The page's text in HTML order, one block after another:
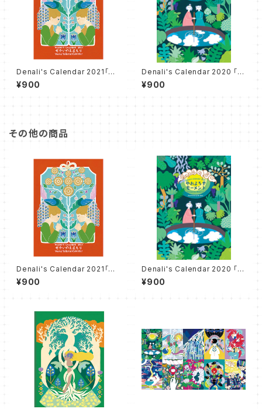
Denali's Calendar 2021「せ
かいのえまもり」
¥900
Denali's Calendar 2020 「や
およろずモーメント」
¥900
その他の商品
Denali's Calendar 2021「せ
かいのえまもり」
¥900
Denali's Calendar 2020 「や
およろずモーメント」
¥900